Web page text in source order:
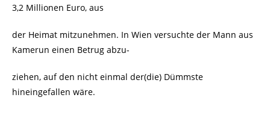
3,2 Millionen Euro, aus
der Heimat mitzunehmen. In Wien versuchte der Mann aus
Kamerun einen Betrug abzu-
ziehen, auf den nicht einmal der(die) Dümmste
hineingefallen wäre.